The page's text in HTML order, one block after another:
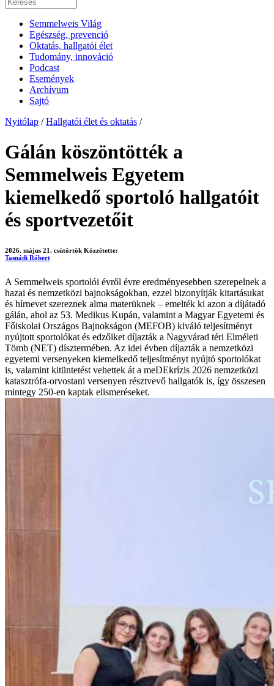
Semmelweis Világ
Egészség, prevenció
Oktatás, hallgatói élet
Tudomány, innováció
Podcast
Események
Archívum
Sajtó
Nyitólap / Hallgatói élet és oktatás /
Gálán köszöntötték a
Semmelweis Egyetem
kiemelkedő sportoló hallgatóit
és sportvezetőit
2026. május 21. csütörtök Közzétette:
Tasnádi Róbert
A Semmelweis sportolói évről évre eredményesebben szerepelnek a
hazai és nemzetközi bajnokságokban, ezzel bizonyítják kitartásukat
és hírnevet szereznek alma materüknek – emelték ki azon a díjátadó
gálán, ahol az 53. Medikus Kupán, valamint a Magyar Egyetemi és
Főiskolai Országos Bajnokságon (MEFOB) kiváló teljesítményt
nyújtott sportolókat és edzőiket díjazták a Nagyvárad téri Elméleti
Tömb (NET) dísztermében. Az idei évben díjazták a nemzetközi
egyetemi versenyeken kiemelkedő teljesítményt nyújtó sportolókat
is, valamint kitüntetést vehettek át a meDEkrízis 2026 nemzetközi
katasztrófa-orvostani versenyen résztvevő hallgatók is, így összesen
mintegy 250-en kaptak elismeréseket.